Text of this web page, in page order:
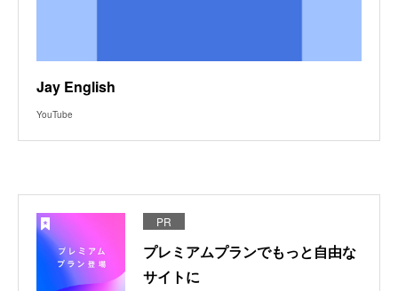
Jay English
YouTube
PR
プレミアムプランでもっと自由な
サイトに